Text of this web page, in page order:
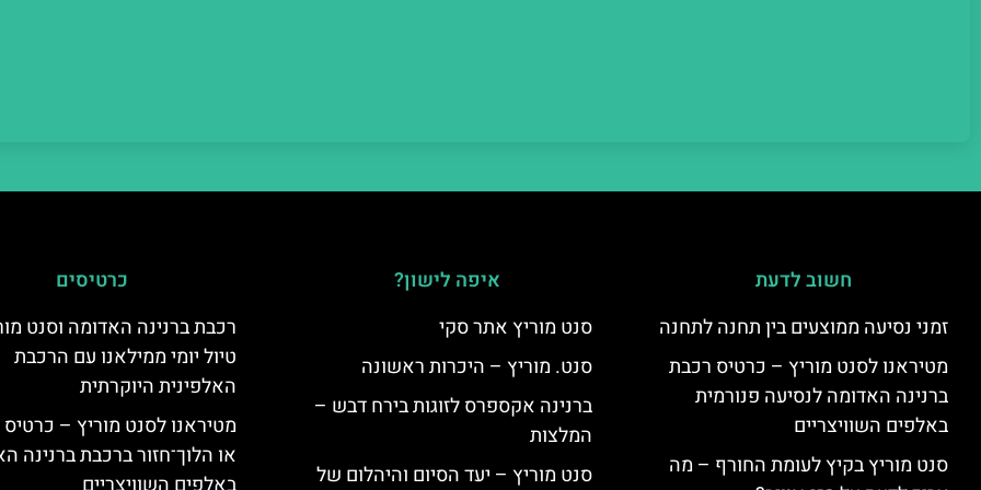
חשוב לדעת
זמני נסיעה ממוצעים בין תחנה לתחנה
מטיראנו לסנט מוריץ – כרטיס רכבת
ברנינה האדומה לנסיעה פנורמית
באלפים השוויצריים
סנט מוריץ בקיץ לעומת החורף – מה
איפה לישון?
סנט מוריץ אתר סקי
סנט. מוריץ – היכרות ראשונה
ברנינה אקספרס לזוגות בירח דבש –
המלצות
סנט מוריץ – יעד הסיום והיהלום של
כרטיסים
רכבת ברנינה האדומה וסנט
טיול יומי ממילאנו עם הרכבת
האלפינית היוקרתית
מטיראנו לסנט מוריץ –
או הלוך־חזור ברכבת ברנינה